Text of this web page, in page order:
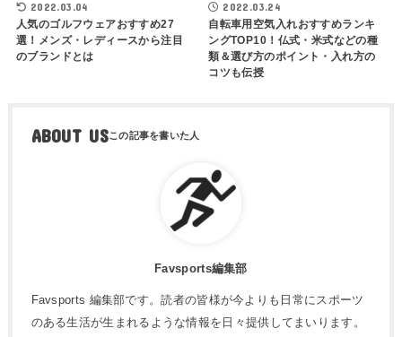
2022.03.04
人気のゴルフウェアおすすめ27
選！メンズ・レディースから注目
のブランドとは
2022.03.24
自転車用空気入れおすすめランキ
ングTOP10！仏式・米式などの種
類＆選び方のポイント・入れ方の
コツも伝授
ABOUT US
Favsports編集部
Favsports 編集部です。読者の皆様が今よりも日常にスポーツ
のある生活が生まれるような情報を日々提供してまいります。